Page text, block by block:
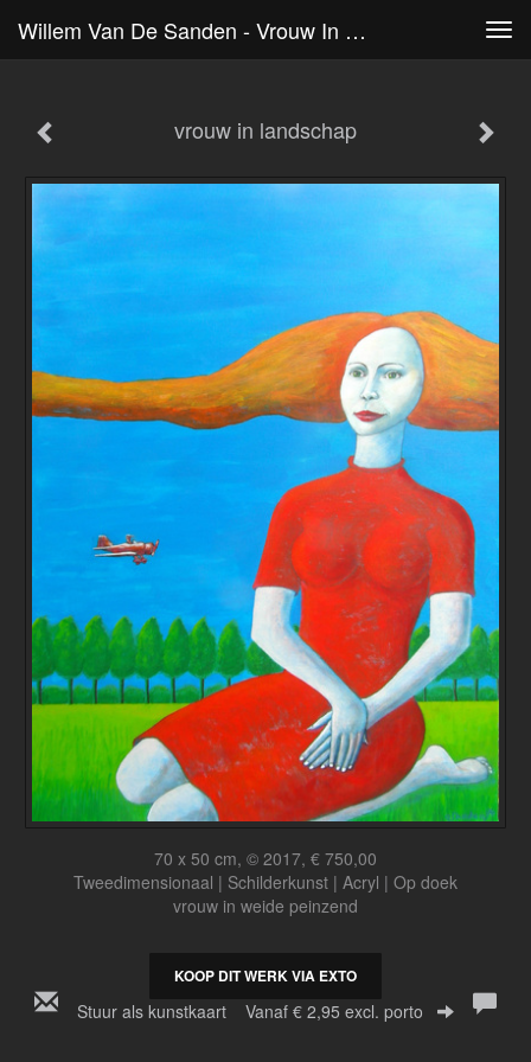
Willem Van De Sanden - Vrouw In Landschap
vrouw in landschap
70 x 50 cm, © 2017, € 750,00
Tweedimensionaal | Schilderkunst | Acryl | Op doek
vrouw in weide peinzend
KOOP DIT WERK VIA EXTO
Stuur als kunstkaart Vanaf € 2,95 excl. porto